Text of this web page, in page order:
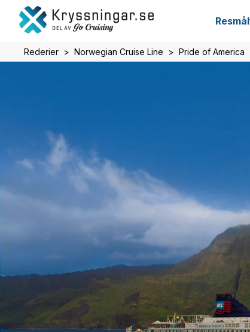
Resmål
Rederier Norwegian Cruise Line Pride of America